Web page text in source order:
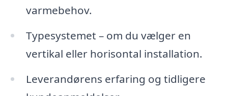
varmebehov.
Typesystemet – om du vælger en
vertikal eller horisontal installation.
Leverandørens erfaring og tidligere